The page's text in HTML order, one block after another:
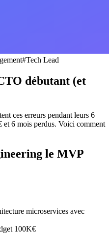
#Tech Lead
débutant (et
ces erreurs pendant leurs 6
6 mois perdus. Voici comment
le MVP
microservices avec
100K€